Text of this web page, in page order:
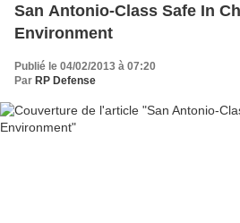
San Antonio-Class Safe In
Environment
Publié le 04/02/2013 à 07:20
Par RP Defense